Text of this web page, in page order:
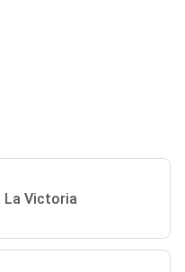
La Victoria